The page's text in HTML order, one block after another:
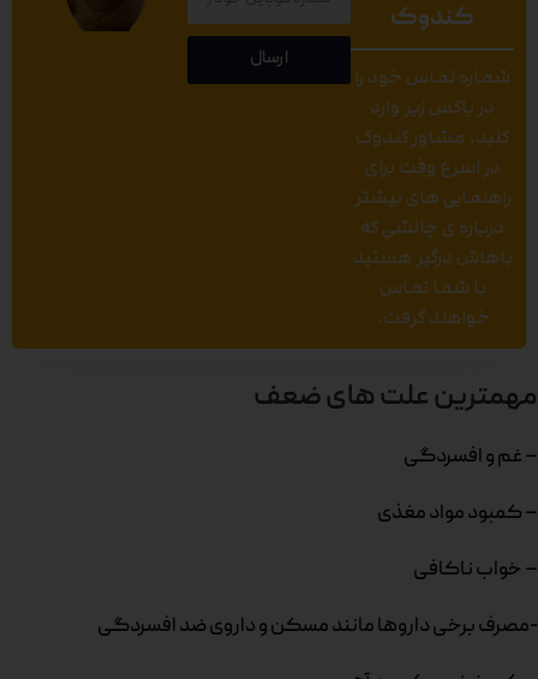
کندوک
شماره تماس خود را
در باکس زیر وارد
کنید. مشاور کندوک
در اسرع وقت برای
راهنمایی های بیشتر
درباره ی چالشی که
باهاش درگیر هستید
با شما تماس
خواهند گرفت.
ارسال
مهمترین علت های ضعف
– غم و افسردگی
– کمبود مواد مغذی
– خواب ناکافی
-مصرف برخی داروها مانند مسکن و داروی ضد افسردگی